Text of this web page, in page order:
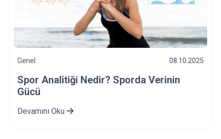
Genel 03.10.2025
Bağımlılık Türleri Nelerdir? Spor ve
Bağımlılık İlişkisi Nasıldır?
Devamını Oku